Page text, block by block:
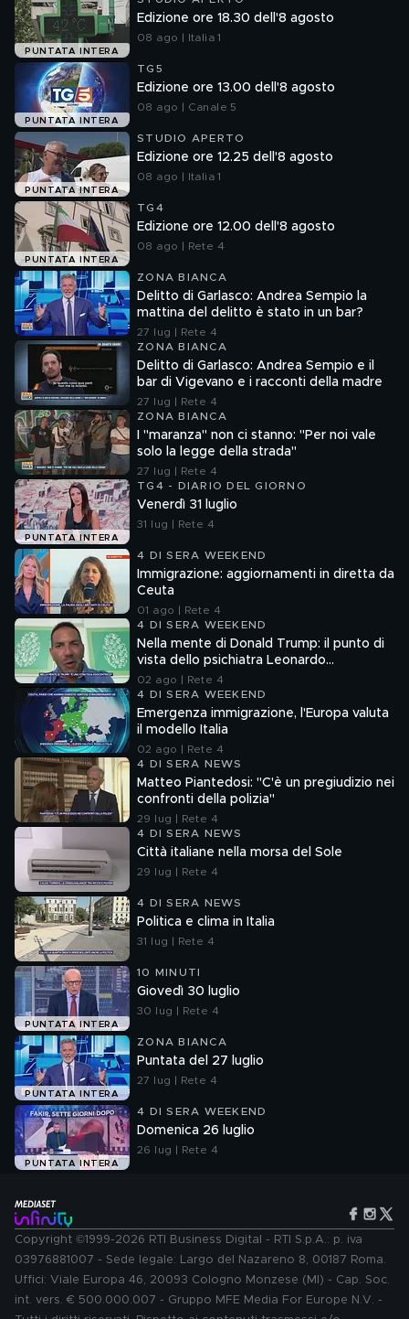
PUNTATA INTERA
Edizione ore 18.30 dell'8 agosto
08 ago | Italia 1
PUNTATA INTERA
TG5
Edizione ore 13.00 dell'8 agosto
08 ago | Canale 5
PUNTATA INTERA
STUDIO APERTO
Edizione ore 12.25 dell'8 agosto
08 ago | Italia 1
PUNTATA INTERA
TG4
Edizione ore 12.00 dell'8 agosto
08 ago | Rete 4
ZONA BIANCA
Delitto di Garlasco: Andrea Sempio la
mattina del delitto è stato in un bar?
27 lug | Rete 4
ZONA BIANCA
Delitto di Garlasco: Andrea Sempio e il
bar di Vigevano e i racconti della madre
27 lug | Rete 4
ZONA BIANCA
I "maranza" non ci stanno: "Per noi vale
solo la legge della strada"
27 lug | Rete 4
PUNTATA INTERA
TG4 - DIARIO DEL GIORNO
Venerdì 31 luglio
31 lug | Rete 4
4 DI SERA WEEKEND
Immigrazione: aggiornamenti in diretta da
Ceuta
01 ago | Rete 4
4 DI SERA WEEKEND
Nella mente di Donald Trump: il punto di
vista dello psichiatra Leonardo
Mendolicchio
02 ago | Rete 4
4 DI SERA WEEKEND
Emergenza immigrazione, l'Europa valuta
il modello Italia
02 ago | Rete 4
4 DI SERA NEWS
Matteo Piantedosi: "C'è un pregiudizio nei
confronti della polizia"
29 lug | Rete 4
4 DI SERA NEWS
Città italiane nella morsa del Sole
29 lug | Rete 4
4 DI SERA NEWS
Politica e clima in Italia
31 lug | Rete 4
PUNTATA INTERA
10 MINUTI
Giovedì 30 luglio
30 lug | Rete 4
PUNTATA INTERA
ZONA BIANCA
Puntata del 27 luglio
27 lug | Rete 4
PUNTATA INTERA
4 DI SERA WEEKEND
Domenica 26 luglio
26 lug | Rete 4
Copyright ©1999-2026 RTI Business Digital - RTI S.p.A.: p. iva
03976881007 - Sede legale: Largo del Nazareno 8, 00187 Roma.
Uffici: Viale Europa 46, 20093 Cologno Monzese (MI) - Cap. Soc.
int. vers. € 500.000.007 - Gruppo MFE Media For Europe N.V. -